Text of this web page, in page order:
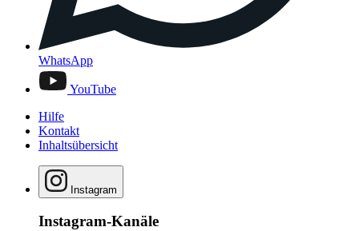
WhatsApp
YouTube
Hilfe
Kontakt
Inhaltsübersicht
Instagram
Instagram-Kanäle